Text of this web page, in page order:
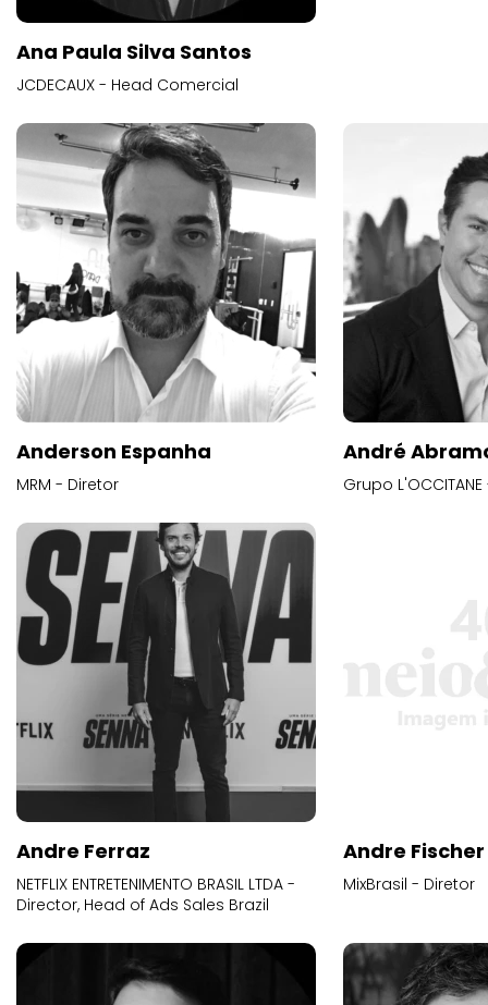
Ana Paula Silva Santos
JCDECAUX - Head Comercial
Anderson Espanha
MRM - Diretor
André
Grupo
Andre Ferraz
NETFLIX ENTRETENIMENTO BRASIL LTDA -
Director, Head of Ads Sales Brazil
Andre Fischer
MixBrasil - Diretor